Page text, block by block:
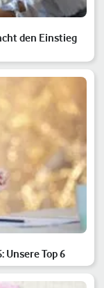
den Einstieg
Unsere Top 6